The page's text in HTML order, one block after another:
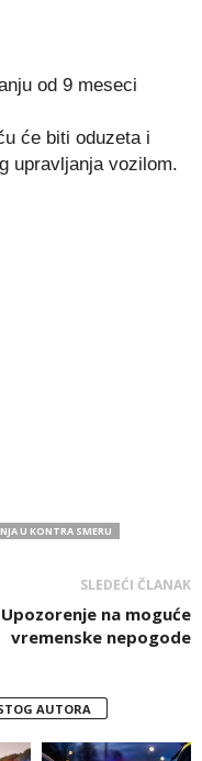
od 9 meseci
će biti oduzeta i
upravljanja vozilom.
U KONTRA SMERU
SLEDEĆI ČLANAK
Upozorenje na moguće
vremenske nepogode
AUTORA